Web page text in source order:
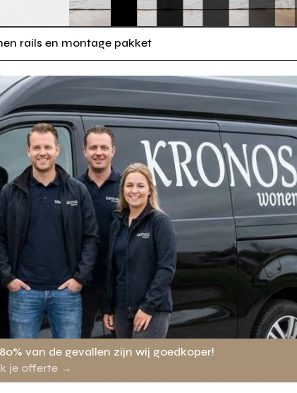
rails en montage pakket
van de gevallen zijn wij goedkoper!
je offerte →